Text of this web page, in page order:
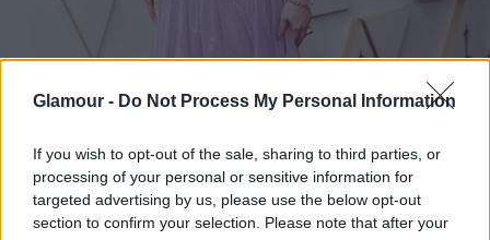
Glamour - Do Not Process My Personal Information
If you wish to opt-out of the sale, sharing to third parties, or
processing of your personal or sensitive information for
targeted advertising by us, please use the below opt-out
section to confirm your selection. Please note that after your